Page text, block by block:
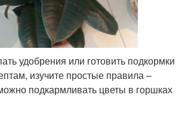
удобрения или готовить подкормки
изучите простые правила –
подкармливать цветы в горшках